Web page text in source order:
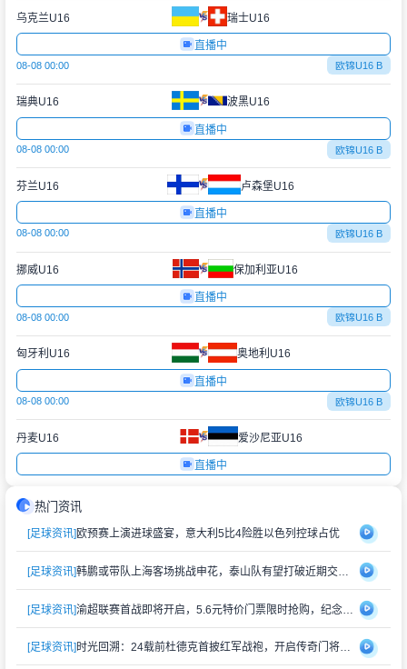
乌克兰U16 瑞士U16
直播中
08-08 00:00 欧锦U16 B
瑞典U16 波黑U16
直播中
08-08 00:00 欧锦U16 B
芬兰U16 卢森堡U16
直播中
08-08 00:00 欧锦U16 B
挪威U16 保加利亚U16
直播中
08-08 00:00 欧锦U16 B
匈牙利U16 奥地利U16
直播中
08-08 00:00 欧锦U16 B
丹麦U16 爱沙尼亚U16
直播中
热门资讯
[足球资讯]欧预赛上演进球盛宴，意大利5比4险胜以色列控球占优
[足球资讯]
[足球资讯] 渝超联赛首战即将开启，5.6元特价门票限时抢购，纪念礼品同步赠送
[足球资讯] 时光回溯：24载前杜德克首披红军战袍，开启传奇门将生涯